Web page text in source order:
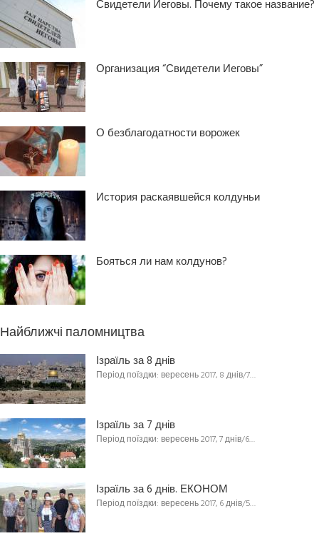
Свидетели Иеговы. Почему такое название?
Организация “Свидетели Иеговы”
О безблагодатности ворожек
История раскаявшейся колдуньи
Бояться ли нам колдунов?
Найближчі паломництва
Ізраїль за 8 днів
Період поїздки: вересень 2017, 8 днів/7…
Ізраїль за 7 днів
Період поїздки: вересень 2017, 7 днів/6…
Ізраїль за 6 днів. ЕКОНОМ
Період поїздки: вересень 2017, 6 днів/5…